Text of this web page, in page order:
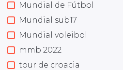
Mundial de Fútbol
Mundial sub17
Mundial voleibol
mmb 2022
tour de croacia